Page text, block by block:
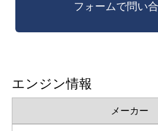
エンジン情報
メーカー